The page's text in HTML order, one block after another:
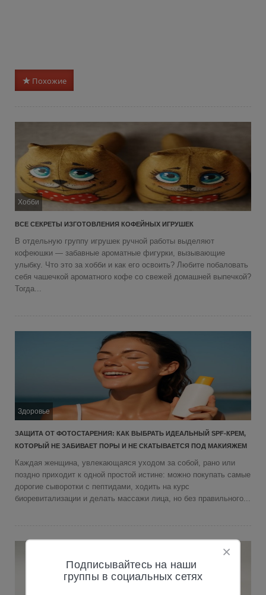
Похожие
Хобби
ВСЕ СЕКРЕТЫ ИЗГОТОВЛЕНИЯ КОФЕЙНЫХ ИГРУШЕК
В отдельную группу игрушек ручной работы выделяют
кофеюшки — забавные ароматные фигурки, вызывающие
улыбку. Что это за хобби и как его освоить? Любите побаловать
себя чашечкой ароматного кофе со свежей домашней выпечкой?
Тогда...
Здоровье
ЗАЩИТА ОТ ФОТОСТАРЕНИЯ: КАК ВЫБРАТЬ ИДЕАЛЬНЫЙ SPF-КРЕМ,
КОТОРЫЙ НЕ ЗАБИВАЕТ ПОРЫ И НЕ СКАТЫВАЕТСЯ ПОД МАКИЯЖЕМ
Каждая женщина, увлекающаяся уходом за собой, рано или
поздно приходит к одной простой истине: можно покупать самые
дорогие сыворотки с пептидами, ходить на курс
биоревитализации и делать массажи лица, но без правильного...
Подписывайтесь на наши
группы в социальных сетях